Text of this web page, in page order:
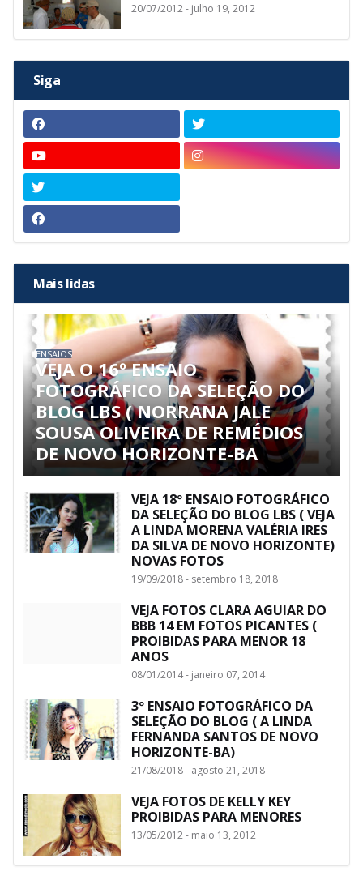
20/07/2012 - julho 19, 2012
Siga
Mais lidas
ENSAIOS
VEJA O 16º ENSAIO
FOTOGRÁFICO DA SELEÇÃO DO
BLOG LBS ( NORRANA JALE
SOUSA OLIVEIRA DE REMÉDIOS
DE NOVO HORIZONTE-BA
VEJA 18º ENSAIO FOTOGRÁFICO
DA SELEÇÃO DO BLOG LBS ( VEJA
A LINDA MORENA VALÉRIA IRES
DA SILVA DE NOVO HORIZONTE)
NOVAS FOTOS
19/09/2018 - setembro 18, 2018
VEJA FOTOS CLARA AGUIAR DO
BBB 14 EM FOTOS PICANTES (
PROIBIDAS PARA MENOR 18
ANOS
08/01/2014 - janeiro 07, 2014
3º ENSAIO FOTOGRÁFICO DA
SELEÇÃO DO BLOG ( A LINDA
FERNANDA SANTOS DE NOVO
HORIZONTE-BA)
21/08/2018 - agosto 21, 2018
VEJA FOTOS DE KELLY KEY
PROIBIDAS PARA MENORES
13/05/2012 - maio 13, 2012